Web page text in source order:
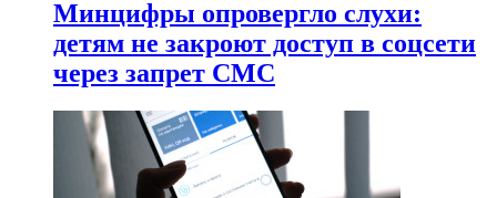
Минцифры опровергло слухи:
детям не закроют доступ в соцсети
через запрет СМС